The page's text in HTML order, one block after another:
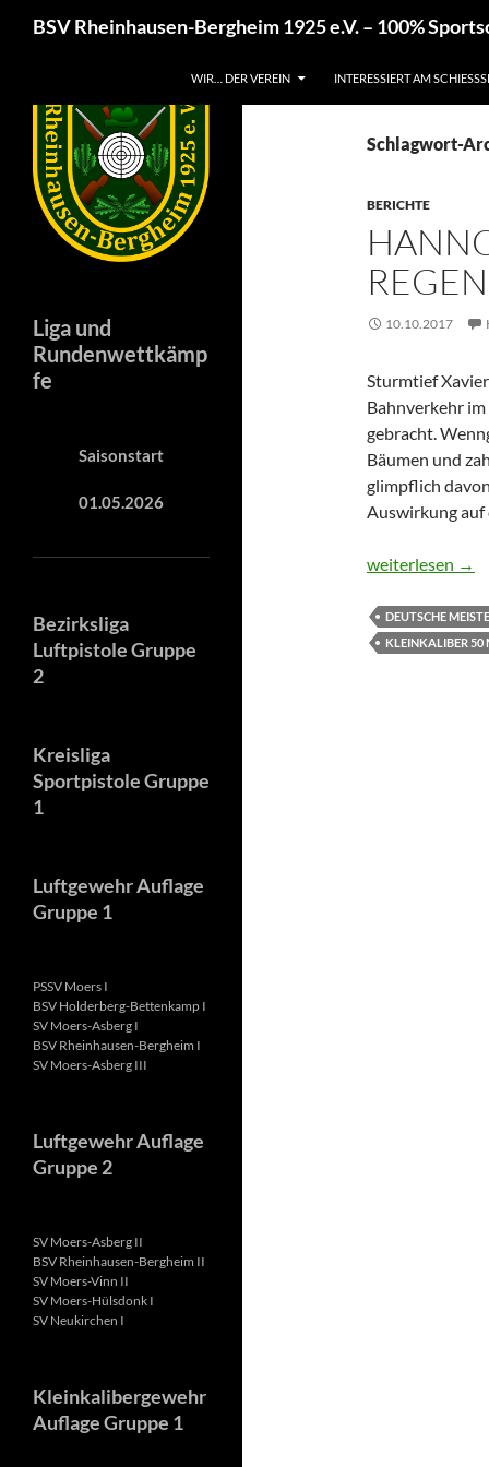
springen
BSV Rheinhausen-Bergheim 1925 e.V. – 100%
WIR… DER VEREIN INTERESSIERT AM
Schlagwort-
BERICHTE
REGEN
10.10.2017
Sturmtief
Bahnverkehr
gebracht.
Bäumen und
glimpflich
Auswirkung auf
Hannover in
weiterlesen →
DEUTSCHE
KLEINKALIBER 50
Liga und
Rundenwettkämp
fe
Saisonstart
01.05.2026
Bezirksliga
Luftpistole Gruppe
2
Kreisliga
Sportpistole Gruppe
1
Luftgewehr Auflage
Gruppe 1
PSSV Moers I
BSV Holderberg-Bettenkamp I
SV Moers-Asberg I
BSV Rheinhausen-Bergheim I
SV Moers-Asberg III
Luftgewehr Auflage
Gruppe 2
SV Moers-Asberg II
BSV Rheinhausen-Bergheim II
SV Moers-Vinn II
SV Moers-Hülsdonk I
SV Neukirchen I
Kleinkalibergewehr
Auflage Gruppe 1